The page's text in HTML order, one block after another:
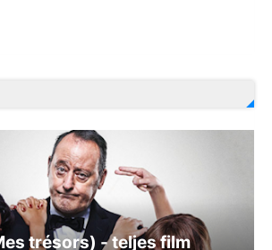
trésors) - teljes film